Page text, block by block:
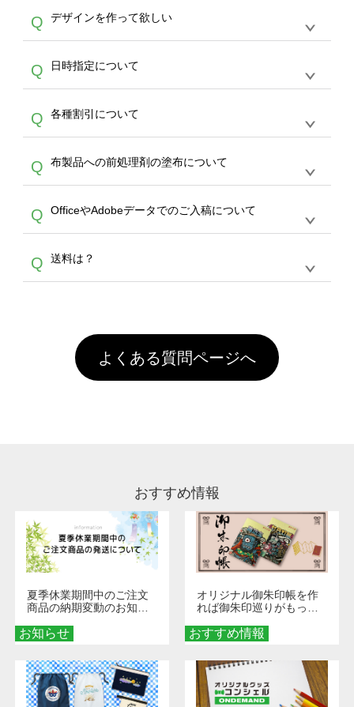
作する数量が多ければ多いほど、オンデマンド
サービスよりも低価格で製作することが可能で
す。
写真などもアップロード可能です。使用できな
い画像はエラーになります。（※ Illustratorか
らの直接入稿には対応していません。AIで保存
し、デザインツールからアップロードして下さ
い）
A
文のみ受け付けております。30個以上のご製
作をお考えの方は、サポートが担当するエコバ
スをご利用頂ければ、電話やFAX、メールなど
でご注文が可能です。
Q デザインを作って欲しい
A
を作って欲しい。などの場合は、製作数量が
30個以上であれば、サポート担当が、デザイ
バッグコンシェル
サー
ビスをご利用ください。(※ 30個以下の場合
は、デザインツールをご利用ください)
Q 日時指定について
A
ん。発送後18時以降に配送業者・伝票番号を
メールでお知らせいたしますので、直接配送業
者にご連絡いただき調整をお願い致します。
Q 各種割引について
A
カート内で自動的に割引(最大50%)が適用され
ます。 【付与ポイント】購入金額の1％が1ポ
イントとして付与され、次回ご注文時に1ポイ
ント＝1円としてお使いいただけます。ポイン
トは発送完了の翌日に付与され、次回ご注文時
からご利用頂けます。ポイントの有効期限は一
年間です。【会員ランク】過去10カ月のご注
文回数により会員ランク割引(最大5%)が適用
頂いても、ログインがされていなければ、ラン
クにカウントがされません。
Q 布製品への前処理剤の塗布について
A
意点（前処理剤）】カラー生地（Tシャツのホ
ワイト、トートバッグのナチュラル、ホワイト
といって、プリントを定着させるための処理剤
を塗布しており、短納期・低価格で商品をお届
害な性質で、水洗いで落とすことが可能です。
お手数ですが、お客様ご自身にて着用前に落と
していただけますようお願いいたします。※1
通常注文・直送機能でのご注文に関わらず、前
Q OfficeやAdobeデータでのご入稿について
A
ません。いずれのデータも該当デザインのみ画
像(JPEG,PNG,GIF,PDF)に変換、またはAdobe
Q 送料は？
引」などによるお値引きで4,000円未満になる
場合は送料がかかりますので、ご注意くださ
い。
よくある質問ページへ
おすすめ情報
お知らせ
夏季休業期間中のご注文
商品の納期変動のお知ら
おすすめ情報
オリジナル御朱印帳を作
れば御朱印巡りがもっと
ダーメイドする魅力と選
び方